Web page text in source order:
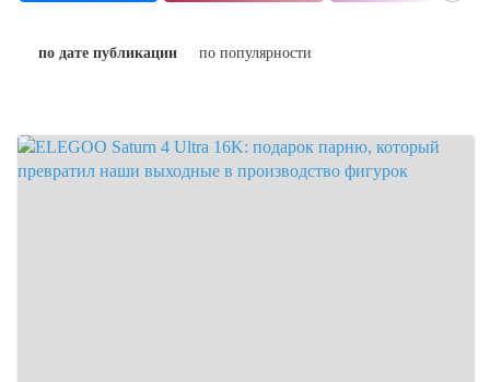
по дате публикации по популярности